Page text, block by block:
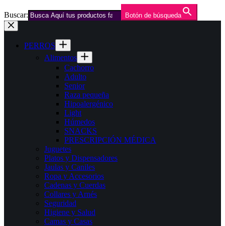
Buscar: Botón de búsqueda
Saltar
al
contenidoPERROS
Alimentos
Cachorro
Adulto
Senior
Raza pequeña
Hipoalergénico
Light
Húmedos
SNACKS
PRESCRIPCIÓN MÉDICA
Juguetes
Platos y Dispensadores
Jaulas y Caniles
Ropa y Accesorios
Cadenas y Cuerdas
Collares y Arnés
Seguridad
Higiene y Salud
Camas y Casas